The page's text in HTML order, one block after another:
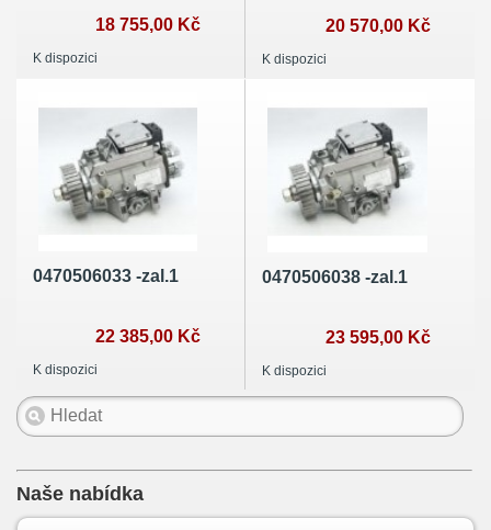
18 755,00 Kč
K dispozici
20 570,00 Kč
K dispozici
0470506033 -zal.1
22 385,00 Kč
K dispozici
0470506038 -zal.1
23 595,00 Kč
K dispozici
Naše nabídka